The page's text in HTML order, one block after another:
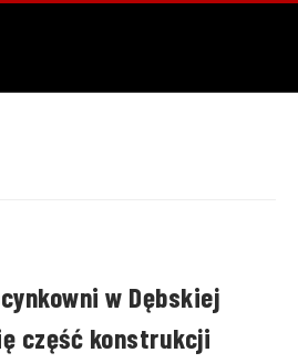
w Dębskiej
część konstrukcji